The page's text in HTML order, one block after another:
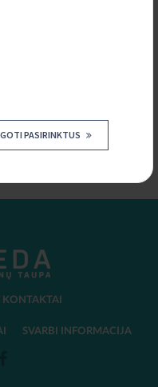
PASIRINKTUS
SVARBI INFORMACIJA